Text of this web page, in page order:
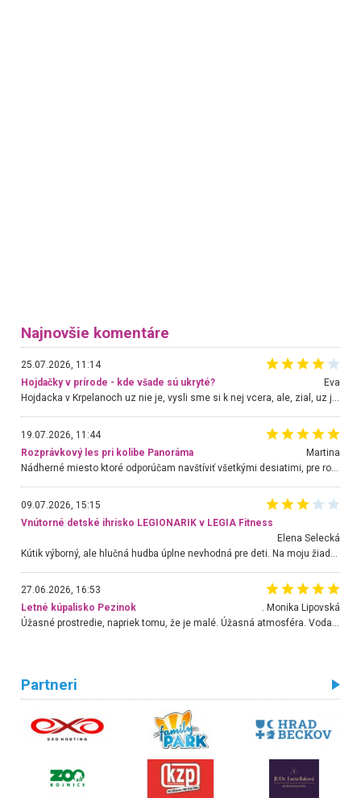
Najnovšie komentáre
25.07.2026, 11:14
Hojdačky v prírode - kde všade sú ukryté?
Eva
Hojdacka v Krpelanoch uz nie je, vysli sme si k nej vcera, ale, zial, uz je znicena. Ak sem planujete cestu len kvoli hojdacke, mozete si ju usetrit. Krasny vyhlad je tu vsak aj bez hojdacky :-)
19.07.2026, 11:44
Rozprávkový les pri kolibe Panoráma
Martina
Nádherné miesto ktoré odporúčam navštíviť všetkými desiatimi, pre rodiny s deťmi, dôchodcom... Proste a jednoducho ozaj rozprávkový les.. určite ešte prídeme. Odniesli sme si na pamiatku krásne tričká,
09.07.2026, 15:15
Vnútorné detské ihrisko LEGIONARIK v LEGIA Fitness
Elena Selecká
27.06.2026, 16:53
Letné kúpalisko Pezinok
. Monika Lipovská
Úžasné prostredie, napriek tomu, že je malé. Úžasná atmosféra. Voda fantastická a nádherná. Ľudí je pomerne veľa, ale su mili a ohľaduplní. Je veľmi zaujímavé sledovať, ako dokážu spolu športovať cudzí ľudia a bez ohľadu na vek. Vládne tu pohoda. Vnuka neviem dostať z vody. Ďakujem za krásny deň . Urcite sa sem vrátim. Jediný problém je s parkovaním, ale aj ten sa mi podarilo vyriešiť. Monika Bratislava
Partneri